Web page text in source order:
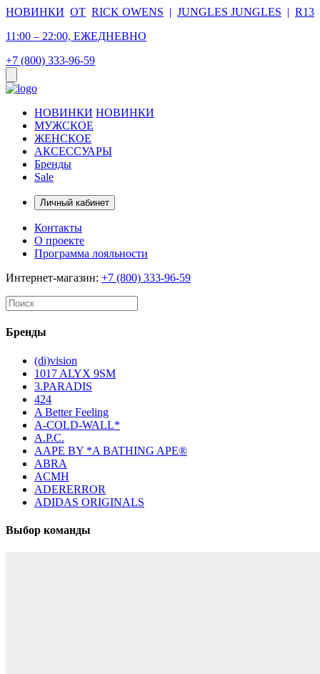
НОВИНКИ ОТ RICK OWENS | JUNGLES JUNGLES | R13
11:00 – 22:00, ЕЖЕДНЕВНО
+7 (800) 333-96-59
НОВИНКИ НОВИНКИ
МУЖСКОЕ
ЖЕНСКОЕ
АКСЕССУАРЫ
Бренды
Sale
Личный кабинет
Контакты
О проекте
Программа лояльности
Интернет-магазин: +7 (800) 333-96-59
Бренды
(di)vision
1017 ALYX 9SM
3.PARADIS
424
A Better Feeling
A-COLD-WALL*
A.P.C.
AAPE BY *A BATHING APE®
ABRA
ACMH
ADERERROR
ADIDAS ORIGINALS
Выбор команды